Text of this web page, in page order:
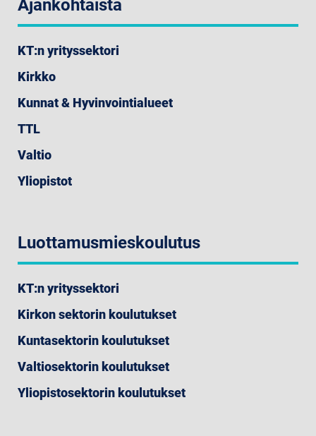
Ajankohtaista
KT:n yrityssektori
Kirkko
Kunnat & Hyvinvointialueet
TTL
Valtio
Yliopistot
Luottamusmieskoulutus
KT:n yrityssektori
Kirkon sektorin koulutukset
Kuntasektorin koulutukset
Valtiosektorin koulutukset
Yliopistosektorin koulutukset